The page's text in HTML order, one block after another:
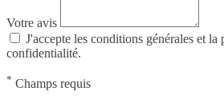
Votre avis
J'accepte les conditions générales et la
confidentialité.
* Champs requis